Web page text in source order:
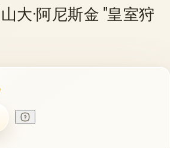
大·阿尼斯金 "皇室狩